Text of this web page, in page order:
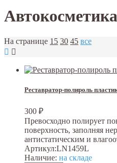
Автокосметика
На странице 15 30 45 все
Реставратор-полироль
300 ₽
Превосходно полирует
поверхность, заполняя
антистатическим и
Артикул:LN1459L
Наличие: на складе